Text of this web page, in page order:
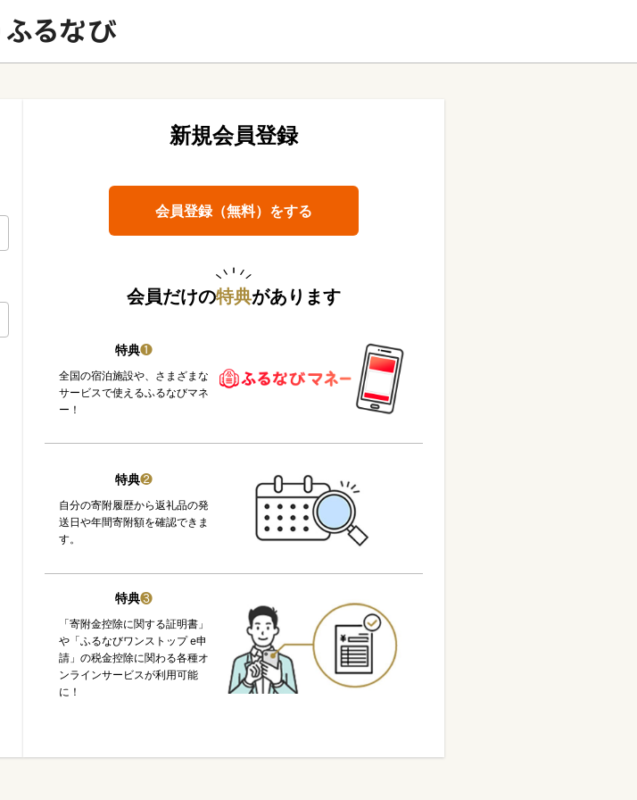
新規会員登録
会員登録（無料）をする
会員だけの特典があります
特典❶
全国の宿泊施設や、さまざまな
サービスで使えるふるなびマネ
ー！
特典❷
自分の寄附履歴から返礼品の発
送日や年間寄附額を確認できま
す。
特典❸
「寄附金控除に関する証明書」
や「ふるなびワンストップ e申
請」の税金控除に関わる各種オ
ンラインサービスが利用可能
に！